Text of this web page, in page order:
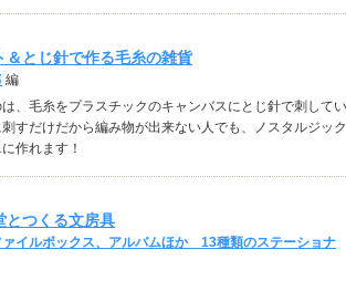
＆とじ針で作る毛糸の雑貨
編
、毛糸をプラスチックのキャンバスにとじ針で刺してい
すだけだから編み物が出来ない人でも、ノスタルジック
作れます！
とつくる文房具
イルボックス、アルバムほか 13種類のステーショナ